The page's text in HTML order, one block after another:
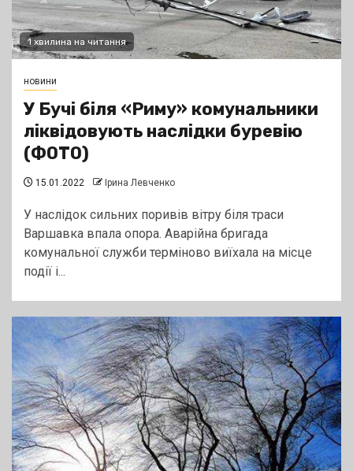
1 хвилина на читання
новини
У Бучі біля «Риму» комунальники
ліквідовують наслідки буревію
(ФОТО)
15.01.2022 Ірина Левченко
У наслідок сильних поривів вітру біля траси
Варшавка впала опора. Аварійна бригада
комунальної служби терміново виїхала на місце
події і...